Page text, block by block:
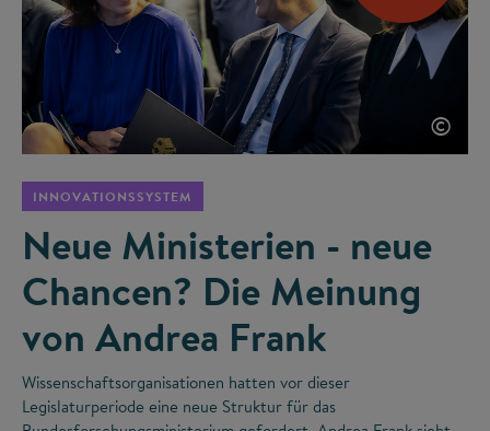
©
INNOVATIONSSYSTEM
Neue Ministerien - neue
Chancen? Die Meinung
von Andrea Frank
Wissenschaftsorganisationen hatten vor dieser
Legislaturperiode eine neue Struktur für das